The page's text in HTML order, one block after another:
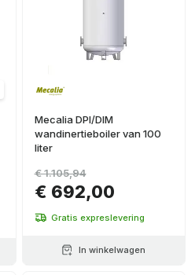
Mecalia DPI/DIM
wandinertieboiler van 100
liter
€ 692,00
€ 1.105,94
Gratis expreslevering
In winkelwagen